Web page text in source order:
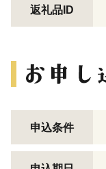
返礼品ID
申込条件